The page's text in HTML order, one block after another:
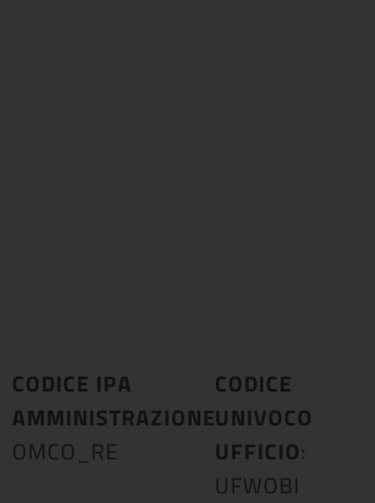
CODICE IPA
AMMINISTRAZIONE:
OMCO_RE
CODICE
UNIVOCO
UFFICIO:
UFWOBI